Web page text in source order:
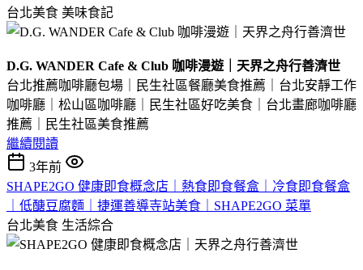
台北美食 美味食記
D.G. WANDER Cafe & Club 咖啡漫遊｜天界之舟行善濟世
台北推薦咖啡廳包場｜民生社區餐廳美食推薦｜台北安靜工作
咖啡廳｜松山區咖啡廳｜民生社區好吃美食｜台北畫廊咖啡廳
推薦｜民生社區美食推薦
繼續閱讀
3年前
SHAPE2GO 健康即食概念店｜熱食即食餐盒｜冷食即食餐盒
｜低醣豆腐麵｜捷運善導寺站美食｜SHAPE2GO 菜單
台北美食 生活綜合